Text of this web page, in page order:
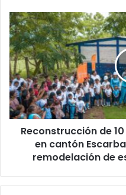
Reconstrucción
de
10
kilómetros
de
calle
rural
en
cantón
Escarbadero
complementará
remodelación
escuela
Reconstrucción de
en cantón
remodelación de